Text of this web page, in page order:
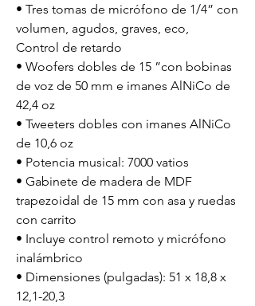
• Tres tomas de micrófono de 1/4” con
volumen, agudos, graves, eco,
Control de retardo
• Woofers dobles de 15 ”con bobinas
de voz de 50 mm e imanes AlNiCo de
42,4 oz
• Tweeters dobles con imanes AlNiCo
de 10,6 oz
• Potencia musical: 7000 vatios
• Gabinete de madera de MDF
trapezoidal de 15 mm con asa y ruedas
con carrito
• Incluye control remoto y micrófono
inalámbrico
• Dimensiones (pulgadas): 51 x 18,8 x
12,1-20,3